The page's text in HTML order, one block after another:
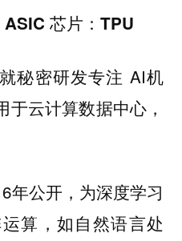
芯片：TPU
秘密研发专注 AI机
云计算数据中心，
年公开，为深度学习
算，如自然语言处